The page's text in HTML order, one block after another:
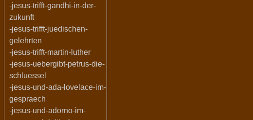
-jesus-trifft-gandhi-in-der-
zukunft
-jesus-trifft-juedischen-
gelehrten
-jesus-trifft-martin-luther
-jesus-uebergibt-petrus-die-
schluessel
-jesus-und-ada-lovelace-im-
gespraech
-jesus-und-adorno-im-